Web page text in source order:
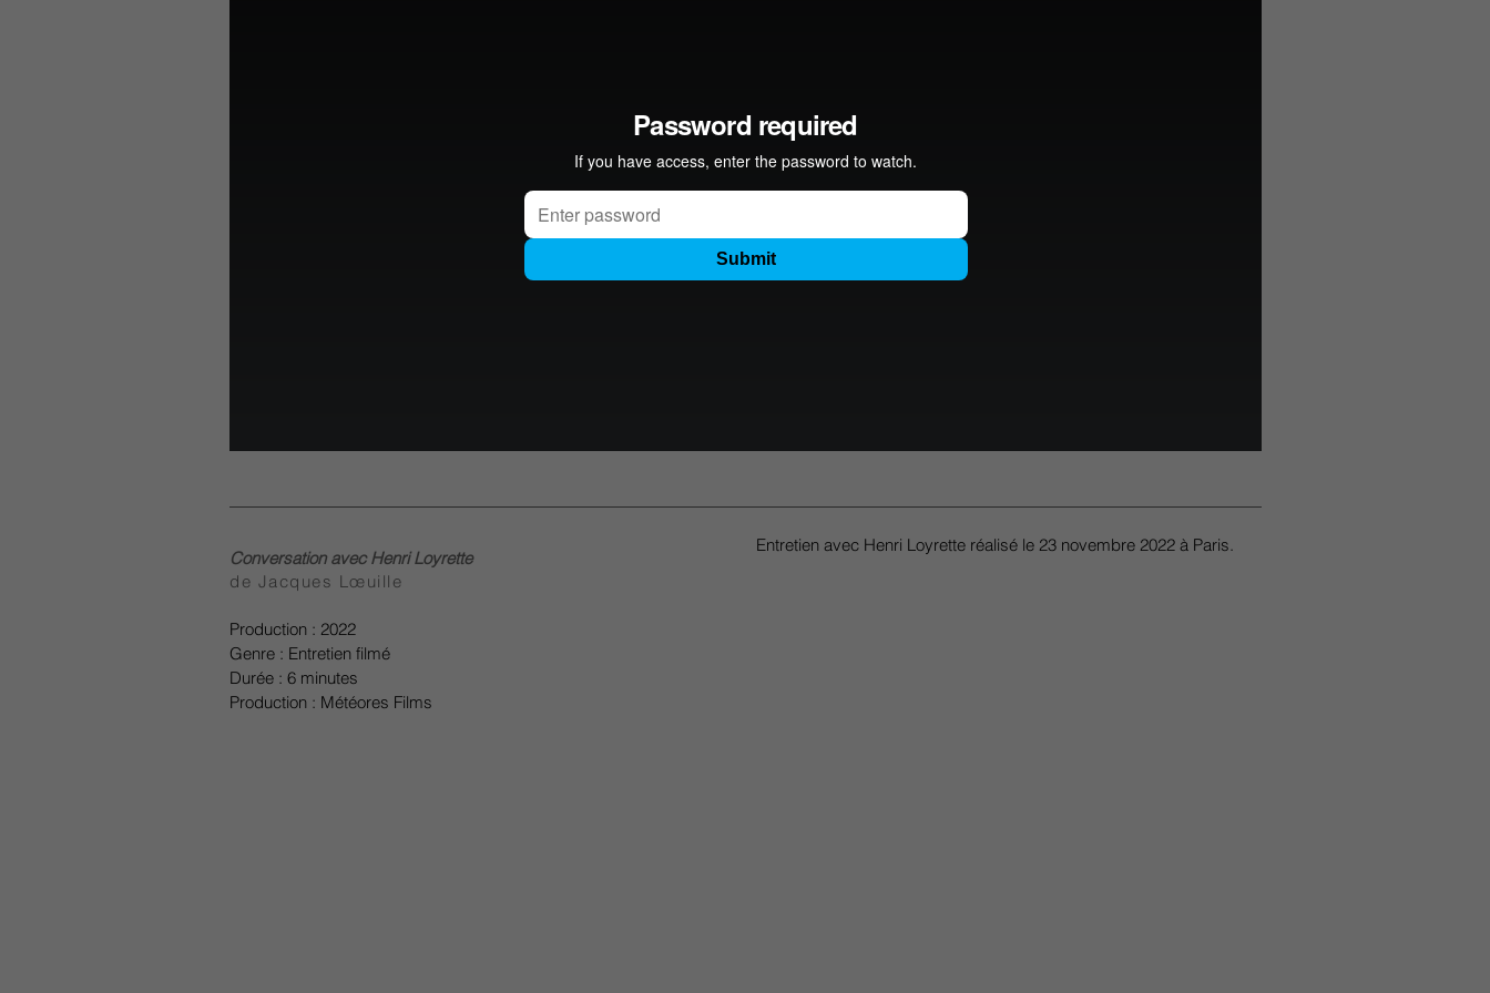
Conversation avec Henri Loyrette
de Jacques Lœuille
Production : 2022
Genre : Entretien filmé
Durée : 6 minutes
Production : Météores Films
Entretien avec Henri Loyrette réalisé le 23 novembre 2022 à Paris.